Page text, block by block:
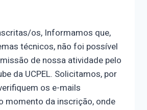
os, Informamos que,
técnicos, não foi possível
de nossa atividade pelo
da UCPEL. Solicitamos, por
os e-mails
momento da inscrição, onde